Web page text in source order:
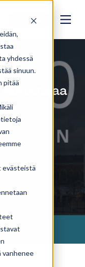
yhdessä
sinuun.
pitää
evästeistä
vanhenee
Kokeile
vaikuttajaa